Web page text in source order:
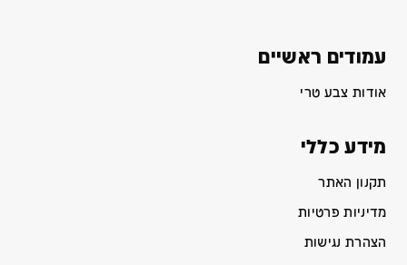
עמודים ראשיים
אודות צבע טרי
מידע כללי
תקנון האתר
מדיניות פרטיות
הצהרת נגישות